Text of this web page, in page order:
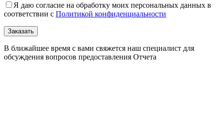
Я даю согласие на обработку моих персональных данных в
соответствии с Политикой конфиденциальности
В ближайшее время с вами свяжется наш специалист для
обсуждения вопросов предоставления Отчета